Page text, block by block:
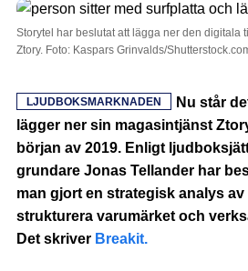
Storytel har beslutat att lägga ner den digitala
Ztory. Foto: Kaspars Grinvalds/
LJUDBOKSMARKNADEN Nu står
lägger ner sin magasintjänst
början av 2019. Enligt
grundare Jonas Tellander har
man gjort en strategisk analys
strukturera varumärket och
Det skriver Breakit.